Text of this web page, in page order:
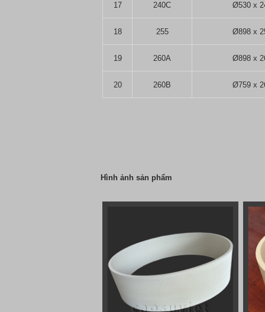
17 240C Ø530 x
18 255 Ø898 x
19 260A Ø898 x
20 260B Ø759 x
Hình ảnh sản phẩm